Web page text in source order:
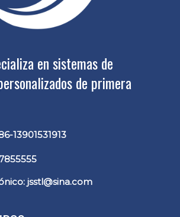
en sistemas de
de primera
13901531913
jsstl@sina.com